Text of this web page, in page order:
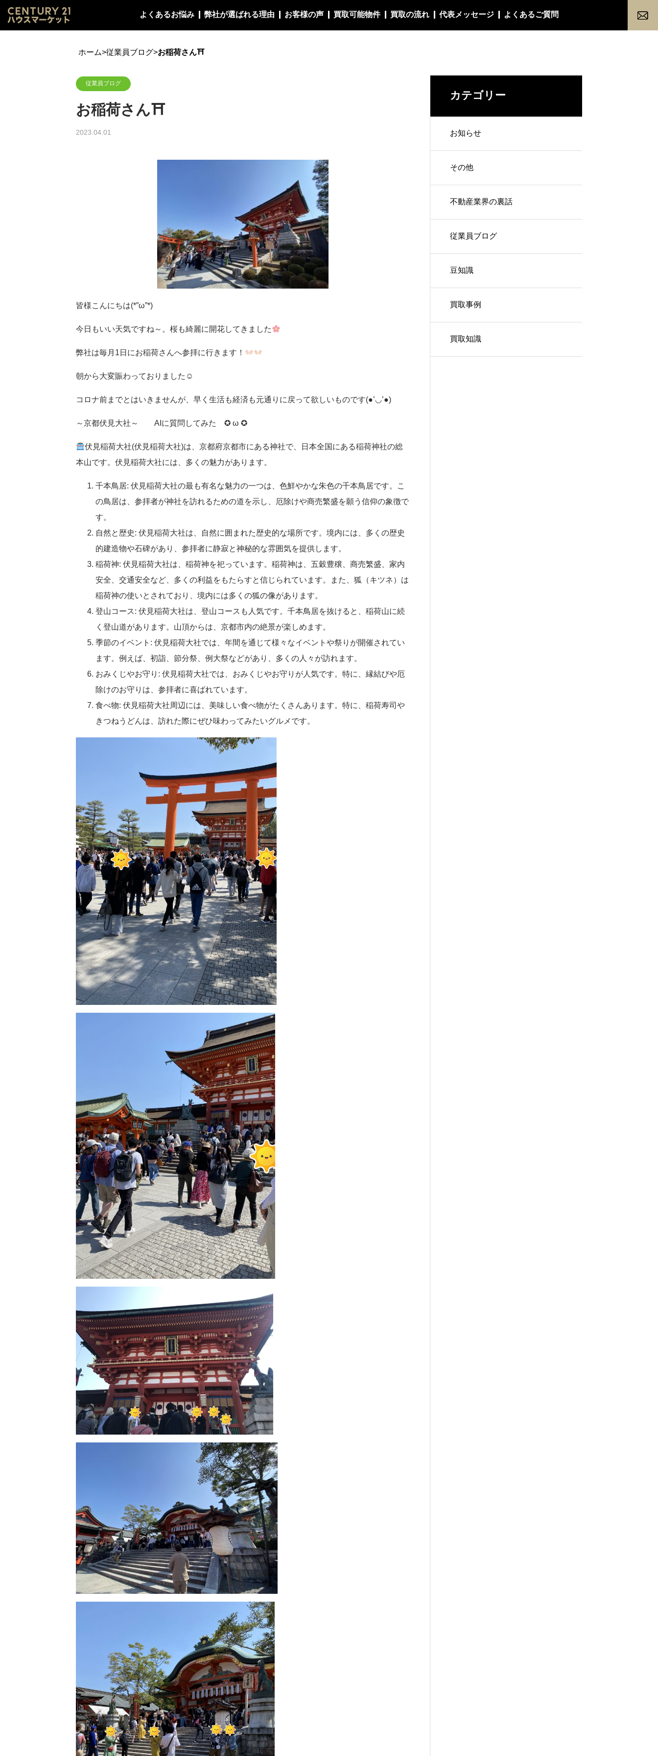
よくあるお悩み 弊社が選ばれる理由 お客様の声 買取可能物件 買取の流れ 代表メッセージ よくあるご質問
ホーム>従業員ブログ>お稲荷さん⛩
従業員ブログ
お稲荷さん⛩
2023.04.01
皆様こんにちは(*”ω”*)
今日もいい天気ですね～。桜も綺麗に開花してきました
弊社は毎月1日にお稲荷さんへ参拝に行きます！
朝から大変賑わっておりました☺
コロナ前までとはいきませんが、早く生活も経済も元通りに戻って欲しいものです(●’◡’●)
～京都伏見大社～ AIに質問してみた ✪ ω ✪
伏見稲荷大社(伏見稲荷大社)は、京都府京都市にある神社で、日本全国にある稲荷神社の総
本山です。伏見稲荷大社には、多くの魅力があります。
千本鳥居: 伏見稲荷大社の最も有名な魅力の一つは、色鮮やかな朱色の千本鳥居です。こ
の鳥居は、参拝者が神社を訪れるための道を示し、厄除けや商売繁盛を願う信仰の象徴で
す。
自然と歴史: 伏見稲荷大社は、自然に囲まれた歴史的な場所です。境内には、多くの歴史
的建造物や石碑があり、参拝者に静寂と神秘的な雰囲気を提供します。
稲荷神: 伏見稲荷大社は、稲荷神を祀っています。稲荷神は、五穀豊穣、商売繁盛、家内
安全、交通安全など、多くの利益をもたらすと信じられています。また、狐（キツネ）は
稲荷神の使いとされており、境内には多くの狐の像があります。
登山コース: 伏見稲荷大社は、登山コースも人気です。千本鳥居を抜けると、稲荷山に続
く登山道があります。山頂からは、京都市内の絶景が楽しめます。
季節のイベント: 伏見稲荷大社では、年間を通じて様々なイベントや祭りが開催されてい
ます。例えば、初詣、節分祭、例大祭などがあり、多くの人々が訪れます。
おみくじやお守り: 伏見稲荷大社では、おみくじやお守りが人気です。特に、縁結びや厄
除けのお守りは、参拝者に喜ばれています。
食べ物: 伏見稲荷大社周辺には、美味しい食べ物がたくさんあります。特に、稲荷寿司や
きつねうどんは、訪れた際にぜひ味わってみたいグルメです。
カテゴリー
お知らせ
その他
不動産業界の裏話
従業員ブログ
豆知識
買取事例
買取知識